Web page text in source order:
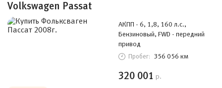
Volkswagen Passat
АКПП - 6, 1,8, 160 л.с.,
Бензиновый, FWD - передний
привод
Пробег: 356 056 км
320 001 р.